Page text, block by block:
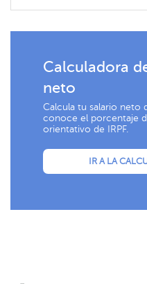
Calculadora
neto
Calcula tu salario neto
conoce el porcentaje
orientativo de IRPF.
IR A LA